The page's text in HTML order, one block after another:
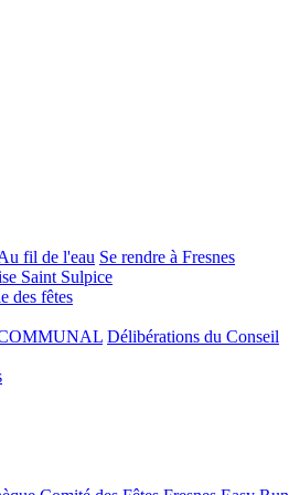
fil de l'eau Se rendre à Fresnes
Saint Sulpice
des fêtes
Délibérations du Conseil